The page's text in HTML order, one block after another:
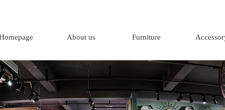
About us Furniture